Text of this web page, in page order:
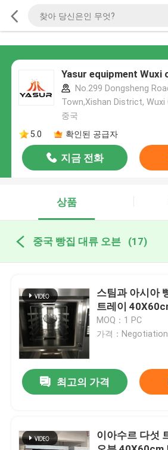
Yasur equipment Wuxi
No.299 Dongsheng
Town,Xishan District, Wuxi
중국
5.0
확인된 공급자
지금 전화
상품
중국 빵집 대류 오븐 (17)
스팀과 아시아
트레이
MOQ：1 PC
가격：Negotiation
최고의 가격
이아수르 다섯